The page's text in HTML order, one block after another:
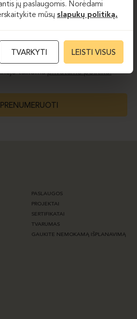
taikoma privatumo politika.
PRENUMERUOTI
PASLAUGOS
PROJEKTAI
SERTIFIKATAI
TVARUMAS
GAUKITE NEMOKAMĄ IŠPLANAVIMĄ
jų paslaugomis. Norėdami
mūsų slapukų politiką.
TVARKYTI LEISTI VISUS